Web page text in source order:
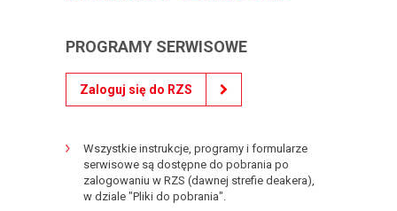
PROGRAMY SERWISOWE
Zaloguj się do RZS
Wszystkie instrukcje, programy i formularze
serwisowe są dostępne do pobrania po
zalogowaniu w RZS (dawnej strefie deakera),
w dziale "Pliki do pobrania".